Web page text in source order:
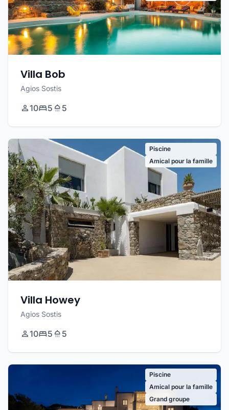
Villa Bob
Agios Sostis
10 5 5
Piscine
Amical pour la famille
Villa Howey
Agios Sostis
10 5 5
Piscine
Amical pour la famille
Grand groupe